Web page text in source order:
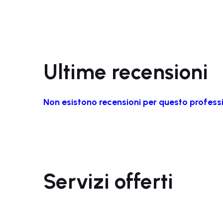
Ultime recensioni
Non esistono recensioni per questo
Servizi offerti